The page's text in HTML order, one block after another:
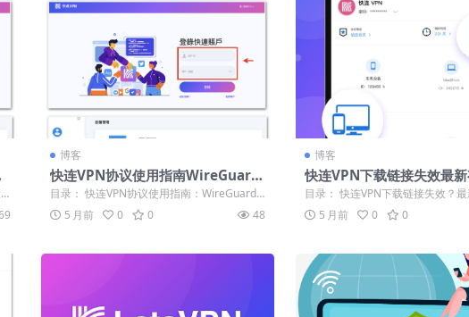
博客
快连VPN协议使用指南WireGuard
与OpenVPN深度解析
目录： 快连VPN协议使用指南：WireGuard
与OpenVPN深度解析 Wi...
5 月前 0 0 48
博客
快连VPN下载链接失效最
址汇总
目录： 快连VPN下载链接失效？
址汇总来了 快连VPN官网中文版电
5 月前 0 0